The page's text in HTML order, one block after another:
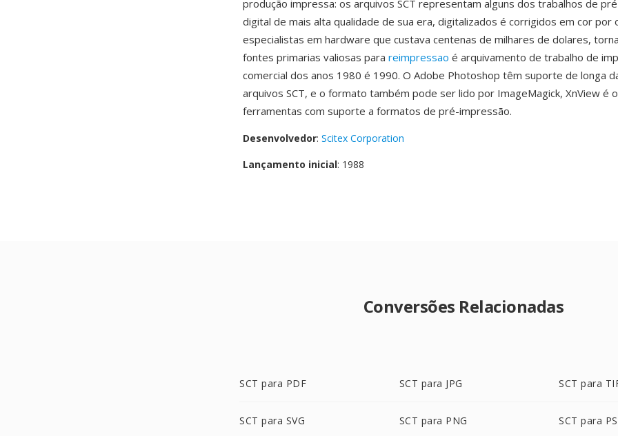
produção impressa: os arquivos SCT representam alguns dos trabalhos de
digital de mais alta qualidade de sua era, digitalizados é corrigidos em cor por
especialistas em hardware que custava centenas de milhares de dolares,
fontes primarias valiosas para reimpressao é arquivamento de trabalho de
comercial dos anos 1980 é 1990. O Adobe Photoshop têm suporte de longa
arquivos SCT, e o formato também pode ser lido por ImageMagick, XnView é
ferramentas com suporte a formatos de pré-impressão.
Desenvolvedor: Scitex Corporation
Lançamento inicial: 1988
Conversões Relacionadas
SCT para PDF SCT para JPG SCT para
SCT para SVG SCT para PNG SCT para